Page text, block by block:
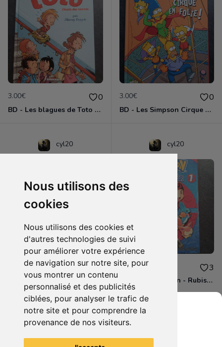
Nous utilisons des
cookies
Nous utilisons des cookies et
d'autres technologies de suivi
pour améliorer votre expérience
de navigation sur notre site, pour
vous montrer un contenu
personnalisé et des publicités
ciblées, pour analyser le trafic de
notre site et pour comprendre la
provenance de nos visiteurs.
3.00€ 0
BD - Les blagues de Toto - L'école des vannes - Tome 1
3.00€ 0
BD - Les Simpson Cirque en folie ! - Tome 11
cyl20
3.00€ 0
BD - Les Simpson - Sous les projecteurs - Tome 13
cyl20
4.00€ 3
Manga - Pokémon - Rubis et Saphir - Tome 1
Grenier du Geek